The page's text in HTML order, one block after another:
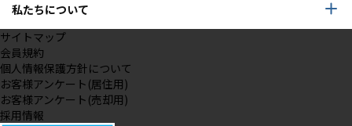
私たちについて
サイトマップ
会員規約
個人情報保護方針について
お客様アンケート(居住用)
お客様アンケート(売却用)
採用情報